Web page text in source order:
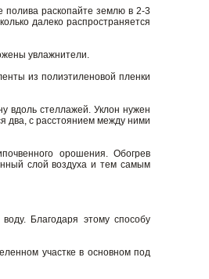
полива раскопайте землю в 2-3
далеко распространяется
увлажнители.
из полиэтиленовой пленки
вдоль стеллажей. Уклон нужен
два, с расстоянием между ними
орошения. Обогрев
слой воздуха и тем самым
Благодаря этому способу
участке в основном под